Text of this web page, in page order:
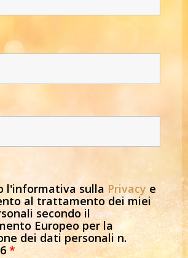
l'informativa sulla Privacy e
al trattamento dei miei
secondo il
Europeo per la
dei dati personali n.
*